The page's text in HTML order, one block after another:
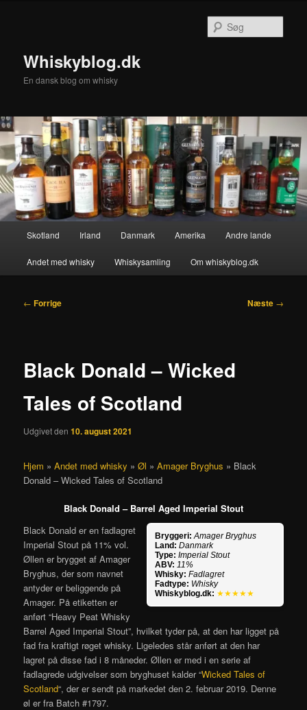
Whiskyblog.dk
En dansk blog om whisky
Skotland Irland Danmark Amerika Andre lande
Andet med whisky Whiskysamling Om whiskyblog.dk
Indlægsnavigation
← Forrige Næste →
Black Donald – Wicked
Tales of Scotland
Udgivet den10. august 2021
Hjem »Andet med whisky »Øl »Amager Bryghus » Black
Donald – Wicked Tales of Scotland
Black Donald – Barrel Aged Imperial Stout
Bryggeri: Amager Bryghus
Land: Danmark
Type: Imperial Stout
ABV: 11%
Whisky: Fadlagret
Fadtype: Whisky
Whiskyblog.dk: ★★★★★
Black Donald er en fadlagret
Imperial Stout på 11% vol.
Øllen er brygget af Amager
Bryghus, der som navnet
antyder er beliggende på
Amager. På etiketten er
anført “Heavy Peat Whisky
Barrel Aged Imperial Stout”, hvilket tyder på, at den har ligget på
fad fra kraftigt røget whisky. Ligeledes står anført at den har
lagret på disse fad i 8 måneder. Øllen er med i en serie af
fadlagrede udgivelser som bryghuset kalder “Wicked Tales of
Scotland“, der er sendt på markedet den 2. februar 2019. Denne
øl er fra Batch #1797.